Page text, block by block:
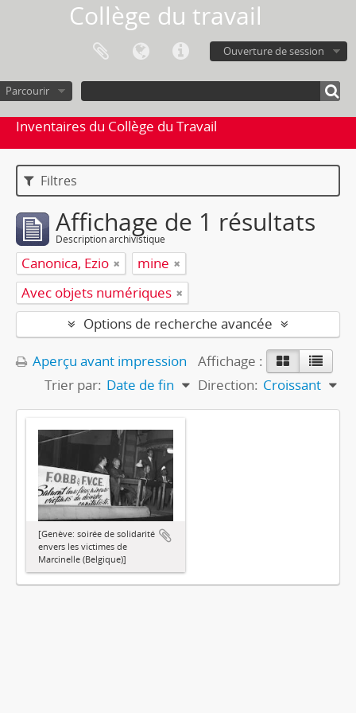
Collège du travail
Ouverture de session
Parcourir
Inventaires du Collège du Travail
Filtres
Affichage de 1 résultats
Description archivistique
Canonica, Ezio
mine
Avec objets numériques
Options de recherche avancée
Aperçu avant impression
Affichage :
Trier par: Date de fin Direction: Croissant
[Genève: soirée de solidarité
envers les victimes de
Marcinelle (Belgique)]